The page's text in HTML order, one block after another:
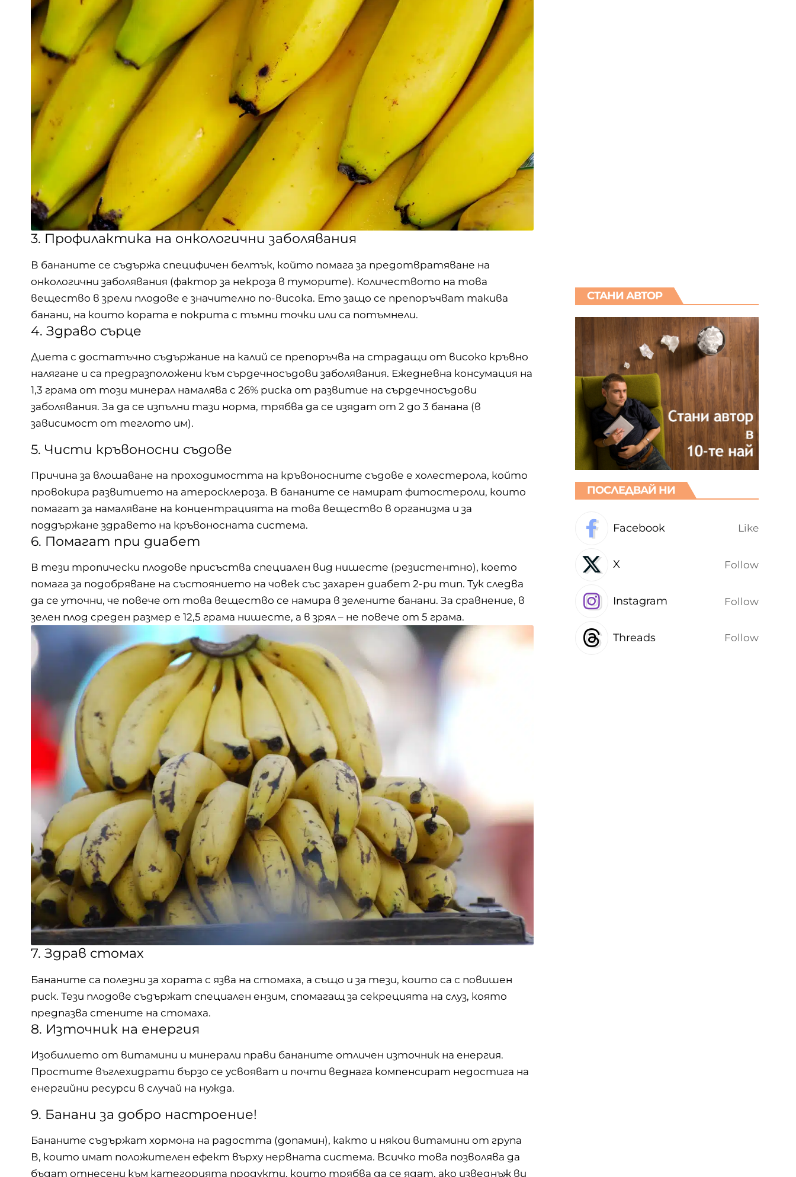
3. Профилактика на онкологични заболявания
В бананите се съдържа специфичен белтък, който помага за предотвратяване на
онкологични заболявания (фактор за некроза в туморите). Количеството на това
вещество в зрели плодове е значително по-висока. Ето защо се препоръчват такива
банани, на които кората е покрита с тъмни точки или са потъмнели.
4. Здраво сърце
Диета с достатъчно съдържание на калий се препоръчва на страдащи от високо кръвно
налягане и са предразположени към сърдечносъдови заболявания. Ежедневна консумация на
1,3 грама от този минерал намалява с 26% риска от развитие на сърдечносъдови
заболявания. За да се изпълни тази норма, трябва да се изядат от 2 до 3 банана (в
зависимост от теглото им).
5. Чисти кръвоносни съдове
Причина за влошаване на проходимостта на кръвоносните съдове е холестерола, който
провокира развитието на атеросклероза. В бананите се намират фитостероли, които
помагат за намаляване на концентрацията на това вещество в организма и за
поддържане здравето на кръвоносната система.
6. Помагат при диабет
В тези тропически плодове присъства специален вид нишесте (резистентно), което
помага за подобряване на състоянието на човек със захарен диабет 2-ри тип. Тук следва
да се уточни, че повече от това вещество се намира в зелените банани. За сравнение, в
зелен плод среден размер е 12,5 грама нишесте, а в зрял – не повече от 5 грама.
7. Здрав стомах
Бананите са полезни за хората с язва на стомаха, а също и за тези, които са с повишен
риск. Тези плодове съдържат специален ензим, спомагащ за секрецията на слуз, която
предпазва стените на стомаха.
8. Източник на енергия
Изобилието от витамини и минерали прави бананите отличен източник на енергия.
Простите въглехидрати бързо се усвояват и почти веднага компенсират недостига на
енергийни ресурси в случай на нужда.
9. Банани за добро настроение!
Бананите съдържат хормона на радостта (допамин), както и някои витамини от група
В, които имат положителен ефект върху нервната система. Всичко това позволява да
бъдат отнесени към категорията продукти, които трябва да се ядат, ако изведнъж ви
СТАНИ АВТОР
ПОСЛЕДВАЙ НИ
Facebook Like
X Follow
Instagram Follow
Threads Follow